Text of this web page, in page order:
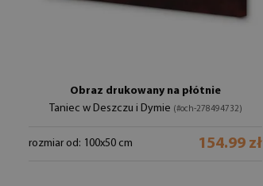
Obraz drukowany na płótnie
Taniec w Deszczu i Dymie (#och-278494732)
rozmiar od: 100x50 cm 154.99 zł